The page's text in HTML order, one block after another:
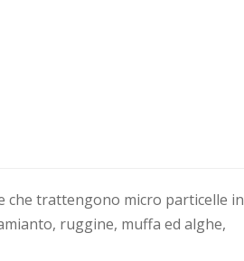
che trattengono micro particelle in
ruggine, muffa ed alghe,